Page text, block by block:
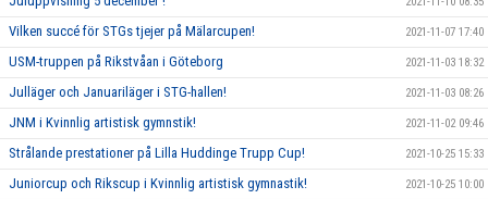
Vilken succé för STGs tjejer på Mälarcupen! 2021-11-07 17:40
USM-truppen på Rikstvåan i Göteborg 2021-11-03 18:32
Julläger och Januariläger i STG-hallen! 2021-11-03 08:26
JNM i Kvinnlig artistisk gymnstik! 2021-11-02 09:46
Strålande prestationer på Lilla Huddinge Trupp Cup! 2021-10-25 15:33
Juniorcup och Rikscup i Kvinnlig artistisk gymnastik! 2021-10-25 10:00